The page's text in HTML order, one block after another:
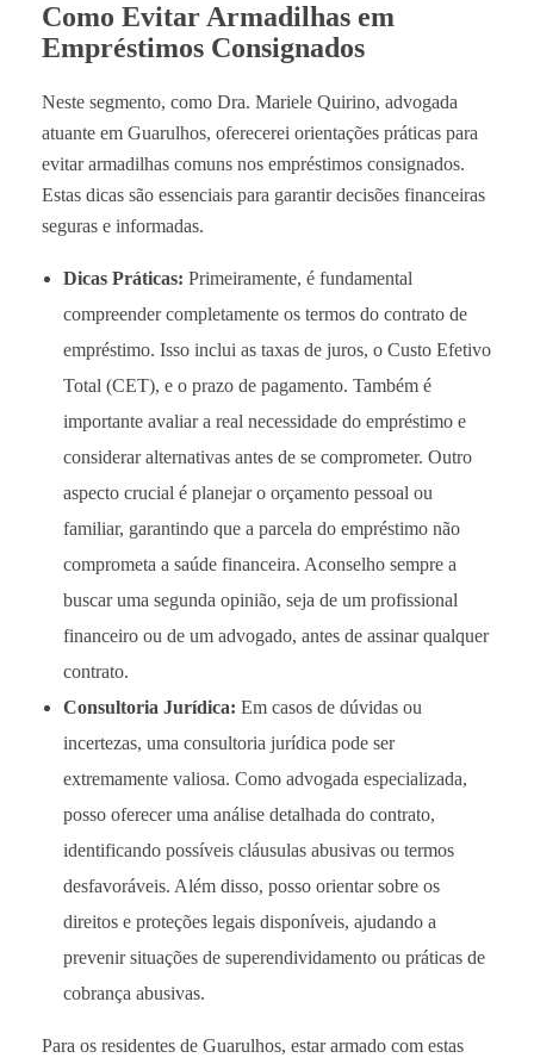
Como Evitar Armadilhas em
Empréstimos Consignados
Neste segmento, como Dra. Mariele Quirino, advogada
atuante em Guarulhos, oferecerei orientações práticas para
evitar armadilhas comuns nos empréstimos consignados.
Estas dicas são essenciais para garantir decisões financeiras
seguras e informadas.
Dicas Práticas: Primeiramente, é fundamental
compreender completamente os termos do contrato de
empréstimo. Isso inclui as taxas de juros, o Custo Efetivo
Total (CET), e o prazo de pagamento. Também é
importante avaliar a real necessidade do empréstimo e
considerar alternativas antes de se comprometer. Outro
aspecto crucial é planejar o orçamento pessoal ou
familiar, garantindo que a parcela do empréstimo não
comprometa a saúde financeira. Aconselho sempre a
buscar uma segunda opinião, seja de um profissional
financeiro ou de um advogado, antes de assinar qualquer
contrato.
Consultoria Jurídica: Em casos de dúvidas ou
incertezas, uma consultoria jurídica pode ser
extremamente valiosa. Como advogada especializada,
posso oferecer uma análise detalhada do contrato,
identificando possíveis cláusulas abusivas ou termos
desfavoráveis. Além disso, posso orientar sobre os
direitos e proteções legais disponíveis, ajudando a
prevenir situações de superendividamento ou práticas de
cobrança abusivas.
Para os residentes de Guarulhos, estar armado com estas